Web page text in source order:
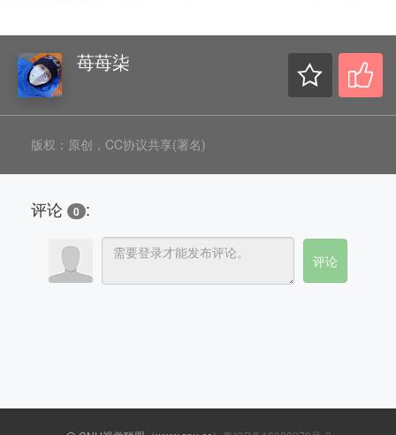
苺苺柒
版权：原创，CC协议共享(署名)
评论 0 :